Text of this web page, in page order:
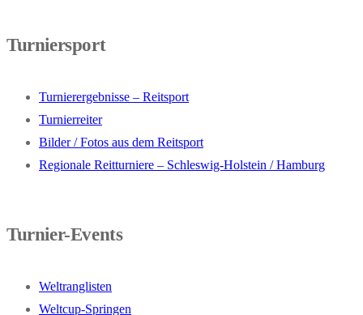
Turniersport
Turnierergebnisse – Reitsport
Turnierreiter
Bilder / Fotos aus dem Reitsport
Regionale Reitturniere – Schleswig-Holstein / Hamburg
Turnier-Events
Weltranglisten
Weltcup-Springen